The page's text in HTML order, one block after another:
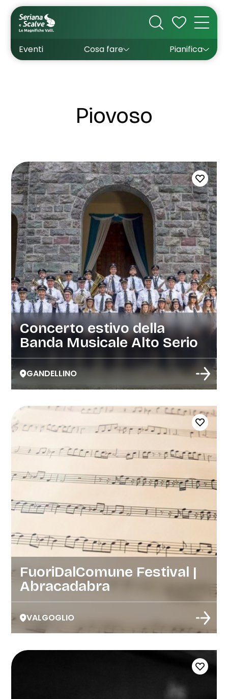
Eventi Cosa fare
Cultura
Outdoor
Pianifica
Dove dormire
Come arrivare
Come muoversi
Wishlist
Piovoso
Concerto estivo della
Banda Musicale Alto Serio
GANDELLINO
FuoriDalComune Festival |
Abracadabra
VALGOGLIO